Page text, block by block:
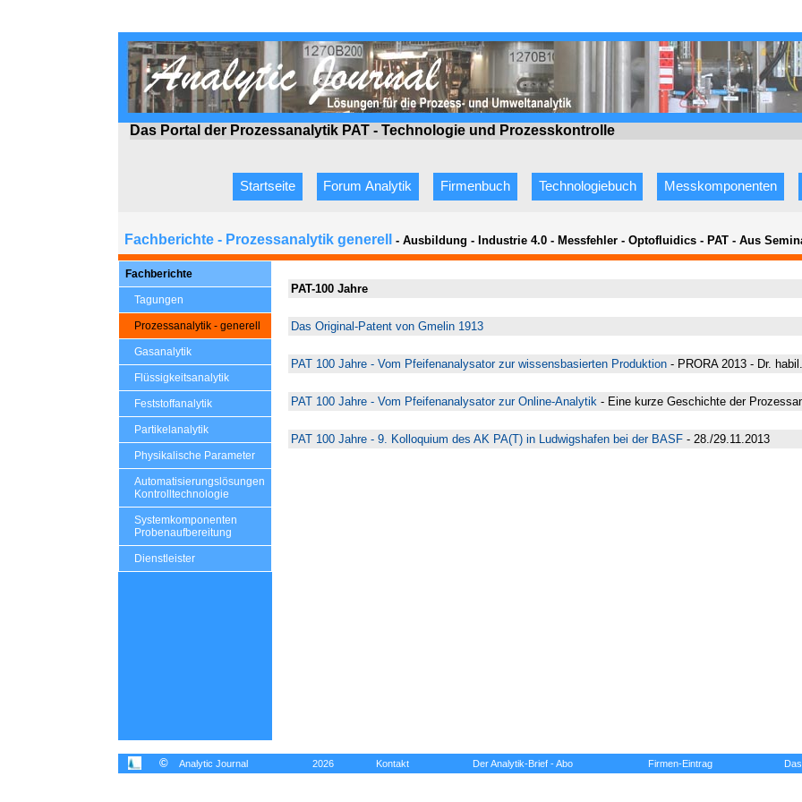
Das Portal der Prozessanalytik PAT - Technologie und Prozesskontrolle
Startseite Forum Analytik Firmenbuch Technologiebuch Messkomponenten
Fachberichte - Prozessanalytik generell - Ausbildung - Industrie 4.0 - Messfehler - Optofluidics - PAT - Aus
Fachberichte
Tagungen
Prozessanalytik - generell
Gasanalytik
Flüssigkeitsanalytik
Feststoffanalytik
Partikelanalytik
Physikalische Parameter
Automatisierungslösungen
Kontrolltechnologie
Systemkomponenten
Probenaufbereitung
Dienstleister
PAT-100 Jahre
Das Original-Patent von Gmelin 1913
PAT 100 Jahre - Vom Pfeifenanalysator zur wissensbasierten Produktion - PRORA 2013 - Dr.
PAT 100 Jahre - Vom Pfeifenanalysator zur Online-Analytik - Eine kurze Geschichte der
PAT 100 Jahre - 9. Kolloquium des AK PA(T) in Ludwigshafen bei der BASF - 28./29.11.2013
© Analytic Journal 2026 Kontakt Der Analytik-Brief - Abo Firmen-Eintrag